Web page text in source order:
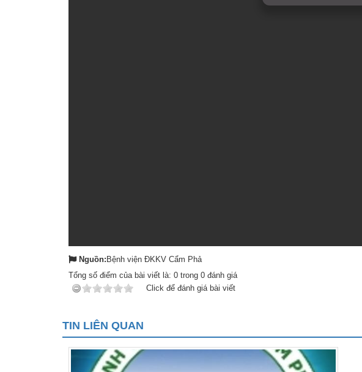
Nguồn:Bệnh viện ĐKKV Cẩm Phả
Tổng số điểm của bài viết là: 0 trong 0 đánh giá
Click để đánh giá bài viết
TIN LIÊN QUAN